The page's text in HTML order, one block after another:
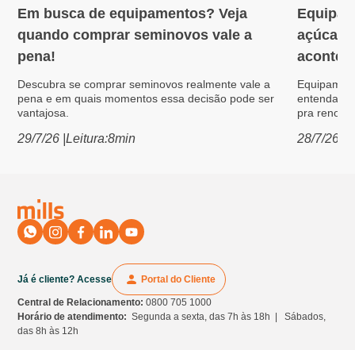
Variedades
Em busca de equipamentos? Veja
quando comprar seminovos vale a
pena!
Descubra se comprar seminovos realmente vale a
pena e em quais momentos essa decisão pode ser
vantajosa.
29/7/26 |Leitura:8min
açúcar:
entenda
pra
28/7/26
Já é cliente? Acesse Portal do Cliente
Central de Relacionamento:0800 705 1000
Horário de atendimento:Segunda a sexta, das 7h às 18h | Sábados,
das 8h às 12h